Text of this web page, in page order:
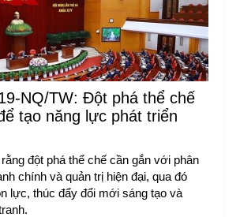
NQ/TW: Đột phá thể chế
tạo năng lực phát triển
đột phá thể chế cần gắn với phân
chính và quản trị hiện đại, qua đó
lực, thúc đẩy đổi mới sáng tạo và